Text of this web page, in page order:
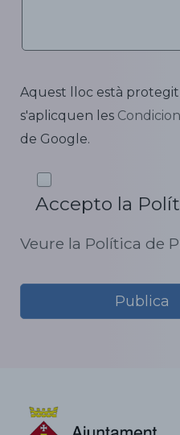
Aquest lloc està protegit
s'aplicquen les
de Google.
Accepto la
Veure la Política de